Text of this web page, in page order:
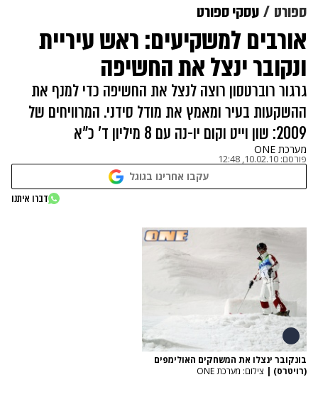
ספורט עסקי ספורט
אורבים למשקיעים: ראש עיריית
ונקובר ינצל את החשיפה
גרגור רוברטסון רוצה לנצל את החשיפה כדי למנף את
ההשקעות בעיר ומאמץ את מודל סידני. המרוויחים של
2009: שון וייט וקום יו-נה עם 8 מיליון ד' כ"א
מערכת ONE
פורסם: 10.02.10, 12:48
עקבו אחרינו בגוגל
דברו איתנו
בונקובר ינצלו את המשחקים האולימפים
(רויטרס) | צילום: מערכת ONE